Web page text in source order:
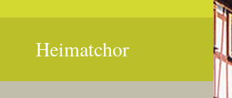
Heimatchor